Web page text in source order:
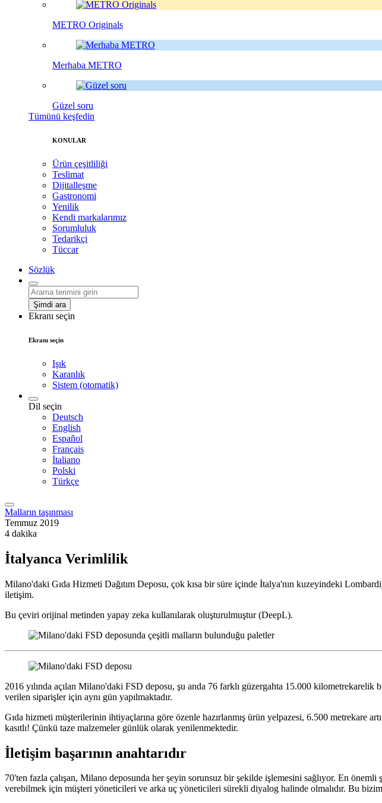
METRO Originals
Merhaba METRO
Güzel soru
Tümünü keşfedin
KONULAR
Ürün çeşitliliği
Teslimat
Dijitalleşme
Gastronomi
Yenilik
Kendi markalarımız
Sorumluluk
Tedarikçi
Tüccar
Sözlük
Şimdi ara
Ekranı seçin
Ekranı seçin
Işık
Karanlık
Sistem (otomatik)
Dil seçin
Deutsch
English
Español
Français
İtaliano
Polski
Türkçe
Malların taşınması
Temmuz 2019
4 dakika
İtalyanca Verimlilik
Milano'daki Gıda Hizmeti Dağıtım Deposu, çok kısa bir süre içinde İtalya'nın kuzeyindeki
iletişim.
Bu çeviri orijinal metinden yapay zeka kullanılarak oluşturulmuştur (DeepL).
2016 yılında açılan Milano'daki FSD deposu, şu anda 76 farklı güzergahta 15.000
verilen siparişler için aynı gün yapılmaktadır.
Gıda hizmeti müşterilerinin ihtiyaçlarına göre özenle hazırlanmış ürün yelpazesi, 6.500 metrekare
kasıtlı! Çünkü taze malzemeler günlük olarak yenilenmektedir.
İletişim başarının anahtarıdır
70'ten fazla çalışan, Milano deposunda her şeyin sorunsuz bir şekilde işlemesini sağlıyor. En
verebilmek için müşteri yöneticileri ve arka uç yöneticileri sürekli diyalog halinde olmalıdır. Bu bizim